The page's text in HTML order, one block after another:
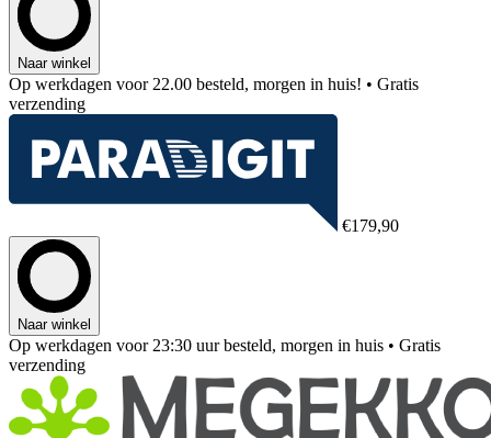
Naar winkel
Op werkdagen voor 22.00 besteld, morgen in huis! • Gratis
verzending
€179,90
Naar winkel
Op werkdagen voor 23:30 uur besteld, morgen in huis • Gratis
verzending